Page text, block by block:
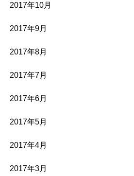
2017年10月
2017年9月
2017年8月
2017年7月
2017年6月
2017年5月
2017年4月
2017年3月